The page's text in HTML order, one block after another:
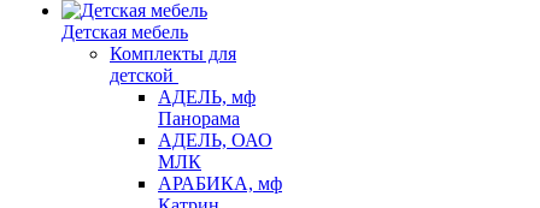
Детская мебель
Комплекты для
детской
АДЕЛЬ, мф
Панорама
АДЕЛЬ, ОАО
МЛК
АРАБИКА, мф